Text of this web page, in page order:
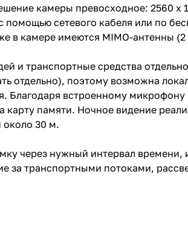
камеры превосходное: 2560 x
сетевого кабеля или по
в камере имеются MIMO-антенны
и транспортные средства
отдельно), поэтому возможна
Благодаря встроенному
карту памяти. Ночное видение
около 30 м.
через нужный интервал времени,
за транспортными потоками,